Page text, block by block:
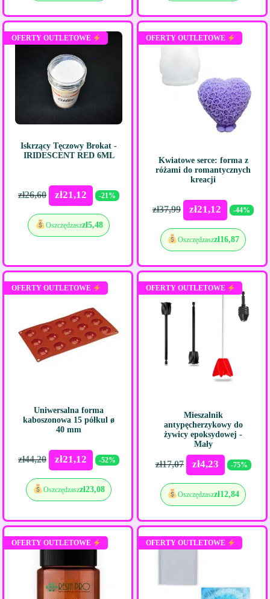
OFERTY OUTLETOWE
Iskrzący Tęczowy Brokat -
IRIDESCENT RED 6ML
zł26,60 zł21,12 -21%
Oszczędzaszzł5,48
OFERTY OUTLETOWE
Kwiatowe serce: forma z
różami do romantycznych
kreacji
zł37,99 zł21,12 -44%
Oszczędzaszzł16,87
OFERTY OUTLETOWE
Uniwersalna forma
kaboszonowa 15 półkul ø
40 mm
zł44,20 zł21,12 -52%
Oszczędzaszzł23,08
OFERTY OUTLETOWE
Mieszalnik
antypęcherzykowy do
żywicy epoksydowej -
Mały
zł17,07 zł4,23 -75%
Oszczędzaszzł12,84
OFERTY OUTLETOWE OFERTY OUTLETOWE